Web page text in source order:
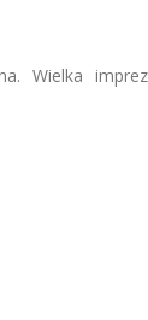
Wielka